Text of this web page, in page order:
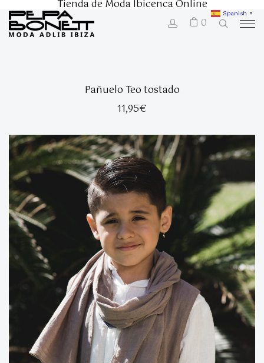
0
Tienda de Moda Ibicenca Online
Pañuelo Teo tostado
11,95€
Spanish ▼